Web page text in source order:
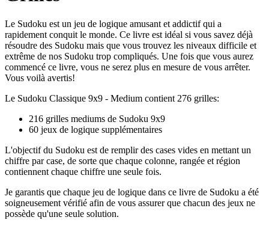
Le Sudoku est un jeu de logique amusant et addictif qui a
rapidement conquit le monde. Ce livre est idéal si vous savez déjà
résoudre des Sudoku mais que vous trouvez les niveaux difficile et
extrême de nos Sudoku trop compliqués. Une fois que vous aurez
commencé ce livre, vous ne serez plus en mesure de vous arrêter.
Vous voilà avertis!
Le Sudoku Classique 9x9 - Medium contient 276 grilles:
216 grilles mediums de Sudoku 9x9
60 jeux de logique supplémentaires
L'objectif du Sudoku est de remplir des cases vides en mettant un
chiffre par case, de sorte que chaque colonne, rangée et région
contiennent chaque chiffre une seule fois.
Je garantis que chaque jeu de logique dans ce livre de Sudoku a été
soigneusement vérifié afin de vous assurer que chacun des jeux ne
possède qu'une seule solution.